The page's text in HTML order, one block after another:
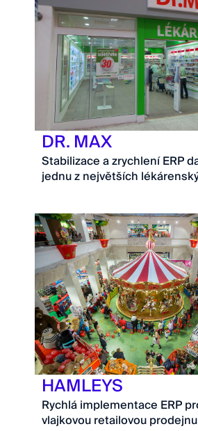
DR. MAX
Stabilizace a zrychlení ERP
jednu z největších
HAMLEYS
Rychlá implementace ERP
vlajkovou retailovou